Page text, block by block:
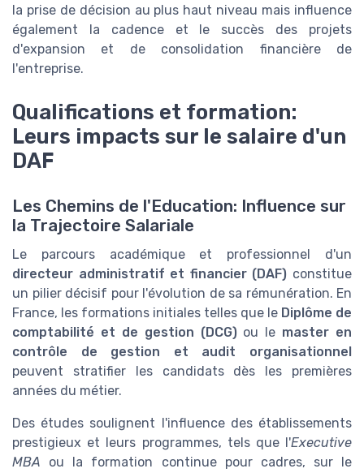
la prise de décision au plus haut niveau mais influence
également la cadence et le succès des projets
d'expansion et de consolidation financière de
l'entreprise.
Qualifications et formation:
Leurs impacts sur le salaire d'un
DAF
Les Chemins de l'Education: Influence sur
la Trajectoire Salariale
Le parcours académique et professionnel d'un
directeur administratif et financier (DAF) constitue
un pilier décisif pour l'évolution de sa rémunération. En
France, les formations initiales telles que le Diplôme de
comptabilité et de gestion (DCG)ou le master en
contrôle de gestion et audit organisationnel
peuvent stratifier les candidats dès les premières
années du métier.
Des études soulignent l'influence des établissements
prestigieux et leurs programmes, tels que l'Executive
MBA ou la formation continue pour cadres, sur le